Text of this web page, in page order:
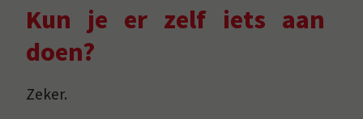
Kun je er zelf iets aan
doen?
Zeker.